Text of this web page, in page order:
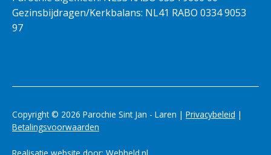
Gezinsbijdragen/Kerkbalans: NL41 RABO 0334 9053
97
Copyright © 2026 Parochie Sint Jan - Laren | Privacybeleid |
Betalingsvoorwaarden